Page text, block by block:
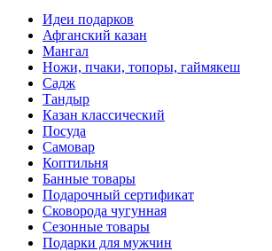
Идеи подарков
Афганский казан
Мангал
Ножи, пчаки, топоры, гаймякеш
Садж
Тандыр
Казан классический
Посуда
Самовар
Коптильня
Банные товары
Подарочный сертификат
Сковорода чугунная
Сезонные товары
Подарки для мужчин